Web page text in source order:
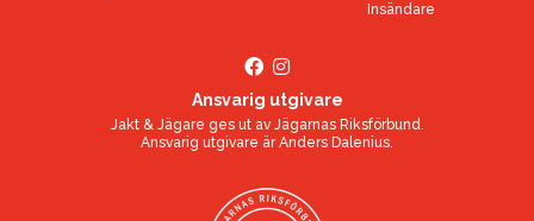
Insändare
Ansvarig utgivare
Jakt & Jägare ges ut av Jägarnas Riksförbund.
Ansvarig utgivare ärAnders Dalenius.